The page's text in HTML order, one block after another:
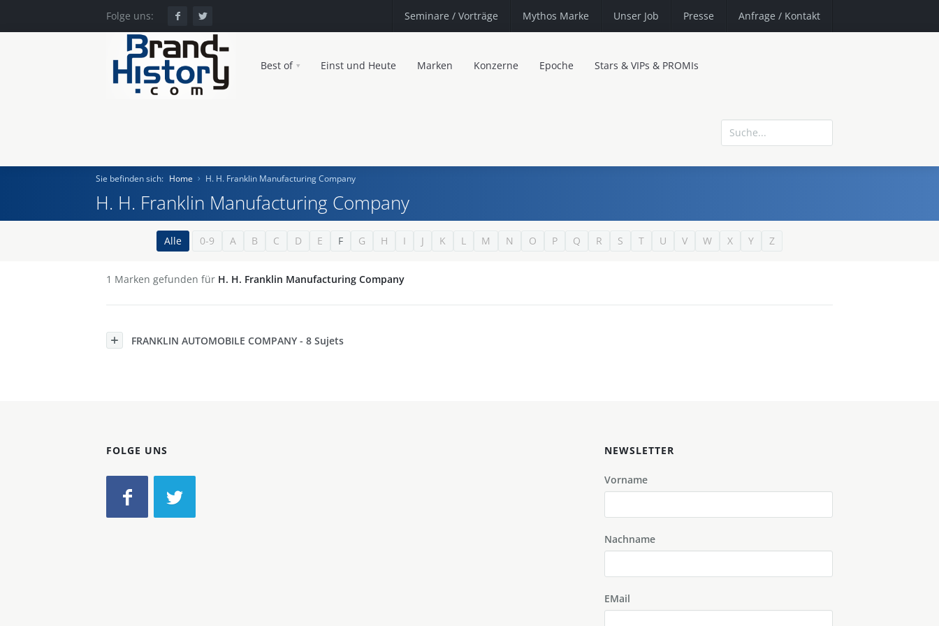
Folge uns: Seminare / Vorträge Mythos Marke Unser Job Presse Anfrage / Kontakt
Best of Einst und Heute Marken Konzerne Epoche Stars & VIPs & PROMIs
Sie befinden sich: Home H. H. Franklin Manufacturing Company
H. H. Franklin Manufacturing Company
Alle 0-9 A B C D E F G H I J K L M N O P Q R S T U V W X Y Z
1 Marken gefunden für H. H. Franklin Manufacturing Company
FRANKLIN AUTOMOBILE COMPANY - 8 Sujets
FOLGE UNS NEWSLETTER
Vorname
Nachname
EMail